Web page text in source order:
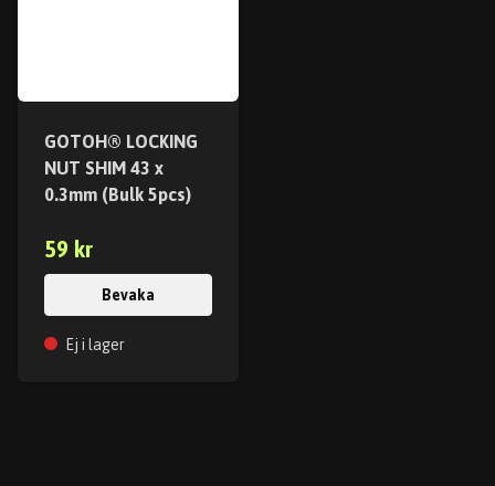
GOTOH® LOCKING
NUT SHIM 43 x
0.3mm (Bulk 5pcs)
59 kr
Bevaka
Ej i lager